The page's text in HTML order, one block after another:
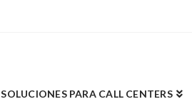
SOLUCIONES PARA CALL CENTERS